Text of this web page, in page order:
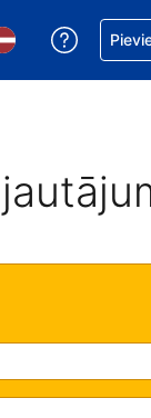
valūtu. Jūsu
Izvēlēties valodu.